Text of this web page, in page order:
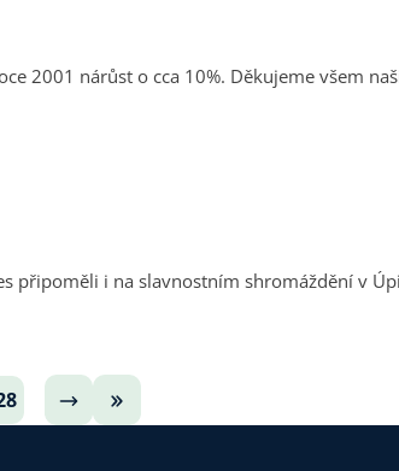
2001 nárůst o cca 10%. Děkujeme všem
připoměli i na slavnostním shromáždění v